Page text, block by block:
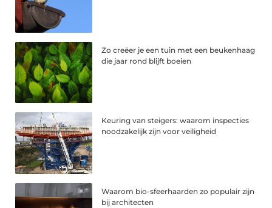
Zo creëer je een tuin met een beukenhaag
die jaar rond blijft boeien
Keuring van steigers: waarom inspecties
noodzakelijk zijn voor veiligheid
Waarom bio-sfeerhaarden zo populair zijn
bij architecten